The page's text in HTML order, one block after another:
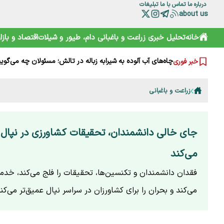
درباره ما تماس با ما تبلیغات
about us
خانهتحلیل خبری زراعت و باغبانی دام، طیور و شیلاتاقتصاد و
خبر فوری
خاک‌ورزی حفاظتی؛ انتخاب ابزار درست برای کمترین
مرگ مادر باردار در بیمارستان بم؛ روایتی تلخ از زایمانی که به
چاه‌های آب آلوده به شیرابه زباله در تالش؛ مسئولان چه
«صدسال به این سال‌ها» پس از ۱۹ سال اکران شد؛ نوشدارویی دیرهنگام
دیابت بی‌صدا نزدیک می‌شود؛ هشدار جدی درباره نشانه‌های
دومین نمایشگاه دام و طیور؛ نقطه عطف جشنواره نژاد هلشتاین
رئیس سازمان شیلات: خبرنگاران طلایه‌داران بیداری جامعه
زراعت و باغبانی
جای خالی دانشمندان، تحقیقات کشاورزی در
می‌کند
فقدان دانشمندان و تکنسین‌ها، تحقیقات را فلج می‌کند،
می‌کند و بحران را برای کشاورزان در سراسر نپال عمیق‌تر